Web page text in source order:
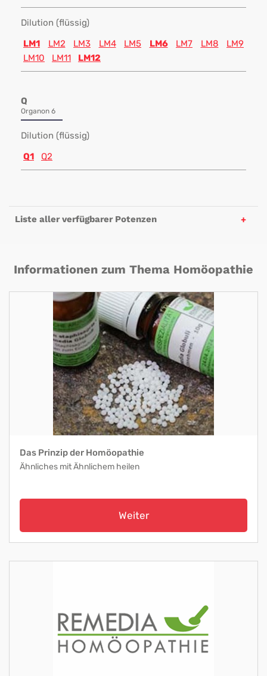
Dilution (flüssig)
LM1
LM2 LM3 LM4 LM5 LM6 LM7 LM8
LM9
LM10
LM11 LM12
Q
Organon 6
Dilution (flüssig)
Q1
Q2
Liste aller verfügbarer Potenzen
Informationen zum Thema Homöopathie
Das Prinzip der Homöopathie
Ähnliches mit Ähnlichem heilen
Weiter